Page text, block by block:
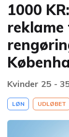
1000
Kvinder 25 -
LØN UDLØBET